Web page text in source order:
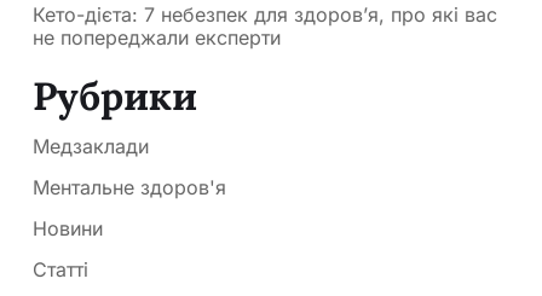
Кето-дієта: 7 небезпек для здоров’я, про які вас
не попереджали експерти
Рубрики
Медзаклади
Ментальне здоров'я
Новини
Статті